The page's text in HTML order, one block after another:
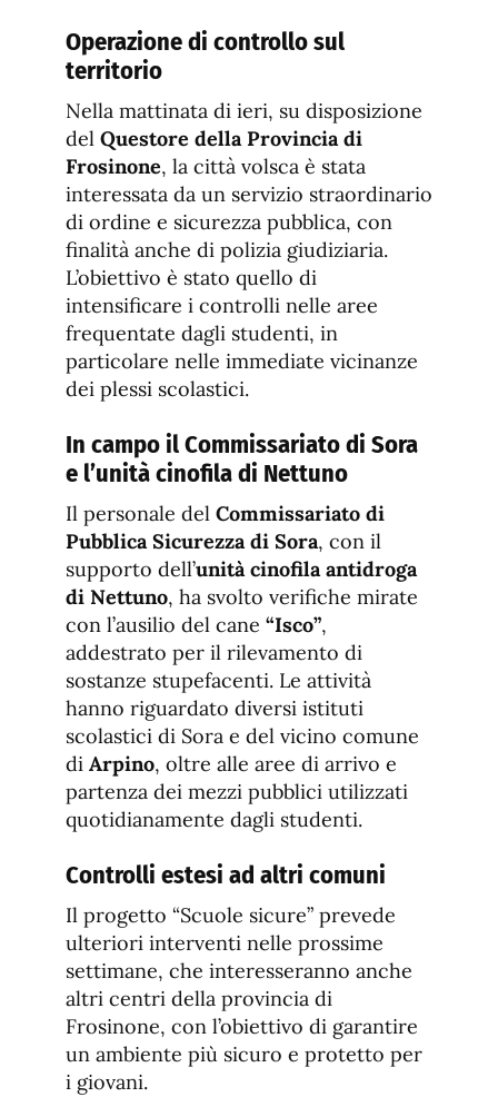
Operazione di controllo sul
territorio
Nella mattinata di ieri, su disposizione
del Questore della Provincia di
Frosinone, la città volsca è stata
interessata da un servizio straordinario
di ordine e sicurezza pubblica, con
finalità anche di polizia giudiziaria.
L’obiettivo è stato quello di
intensificare i controlli nelle aree
frequentate dagli studenti, in
particolare nelle immediate vicinanze
dei plessi scolastici.
In campo il Commissariato di Sora
e l’unità cinofila di Nettuno
Il personale del Commissariato di
Pubblica Sicurezza di Sora, con il
supporto dell’unità cinofila antidroga
di Nettuno, ha svolto verifiche mirate
con l’ausilio del cane “Isco”,
addestrato per il rilevamento di
sostanze stupefacenti. Le attività
hanno riguardato diversi istituti
scolastici di Sora e del vicino comune
di Arpino, oltre alle aree di arrivo e
partenza dei mezzi pubblici utilizzati
quotidianamente dagli studenti.
Controlli estesi ad altri comuni
Il progetto “Scuole sicure” prevede
ulteriori interventi nelle prossime
settimane, che interesseranno anche
altri centri della provincia di
Frosinone, con l’obiettivo di garantire
un ambiente più sicuro e protetto per
i giovani.